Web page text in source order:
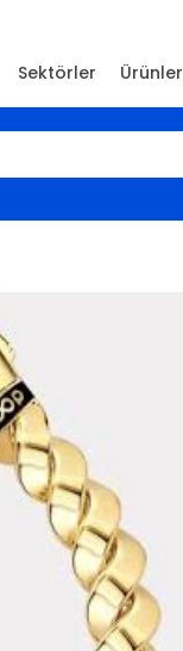
Sektörler Ürünler